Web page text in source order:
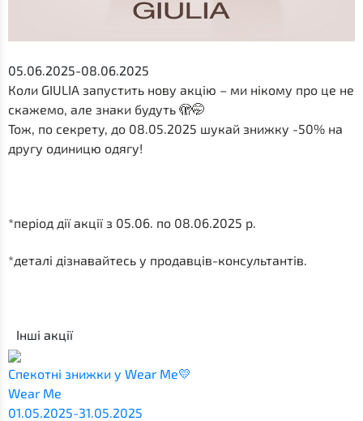
05.06.2025-08.06.2025
Коли GIULIA запустить нову акцію – ми нікому про це не
скажемо, але знаки будуть 🫣🤭
Тож, по секрету, до 08.05.2025 шукай знижку -50% на
другу одиницю одягу!
*період дії акції з 05.06. по 08.06.2025 р.
*деталі дізнавайтесь у продавців-консультантів.
Інші акції
Спекотні знижки у Wear Me💛
Wear Me
01.05.2025-31.05.2025